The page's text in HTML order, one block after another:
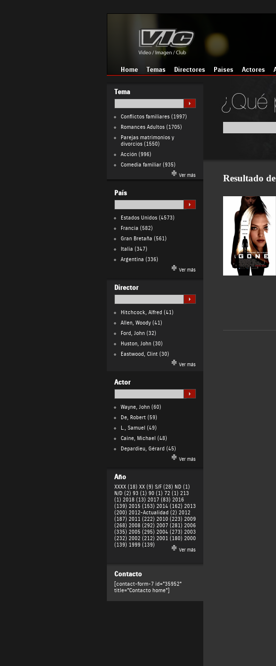
Home Temas Directores Países Actores
Tema
Conflictos familiares(1997)
Romances Adultos(1705)
Parejas matrimonios y
divorcios(1550)
Acción(996)
Comedia familiar(935)
Ver más
País
Estados Unidos(4573)
Francia (582)
Gran Bretaña (561)
Italia (347)
Argentina (336)
Ver más
Director
Hitchcock, Alfred (41)
Allen, Woody(41)
Ford, John(32)
Huston, John(30)
Eastwood, Clint(30)
Ver más
Actor
Wayne, John(60)
De, Robert(59)
L., Samuel (49)
Caine, Michael (48)
Depardieu, Gérard (45)
Ver más
Año
XXXX (18) XX (9) S/F (28) ND (1)
N/D (2) 93 (1) 90 (1) 72 (1) 213
(1) 2018 (13) 2017 (83) 2016
(139) 2015 (153) 2014 (162) 2013
(200) 2012-Actualidad (2) 2012
(187) 2011 (222) 2010 (223) 2009
(268) 2008 (292) 2007 (281) 2006
(335) 2005 (295) 2004 (273) 2003
(232) 2002 (212) 2001 (180) 2000
(139) 1999 (139)
Ver más
Contacto
[contact-form-7 id="35952"
title="Contacto home"]
Resultado